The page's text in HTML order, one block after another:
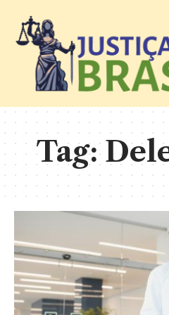
Tag: